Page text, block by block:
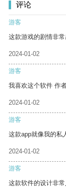
评论
游客
这款游戏的剧情非常
2024-01-02
游客
我喜欢这个软件 作
2024-01-02
游客
这款app就像我的私
2024-01-02
游客
这款软件的设计非常